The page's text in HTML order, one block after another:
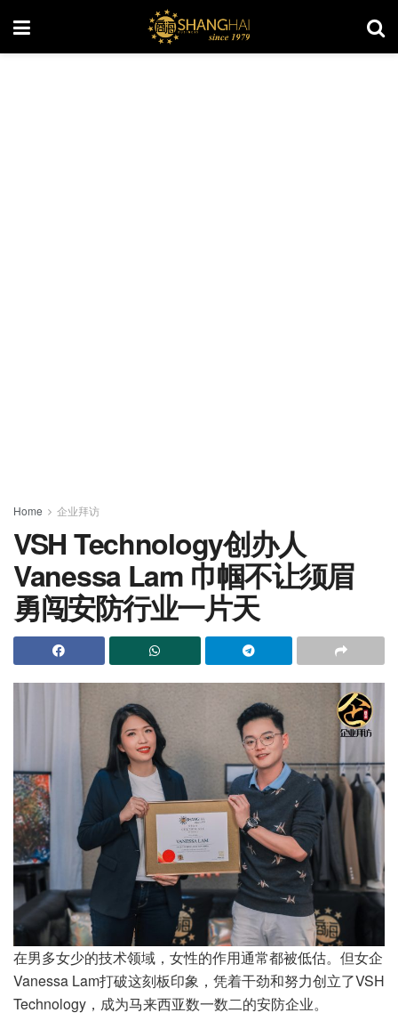
Home 企业拜访
VSH Technology创办人
Vanessa Lam 巾帼不让须眉
勇闯安防行业一片天
在男多女少的技术领域，女性的作用通常都被低估。但女企
Vanessa Lam打破这刻板印象，凭着干劲和努力创立了VSH
Technology，成为马来西亚数一数二的安防企业。